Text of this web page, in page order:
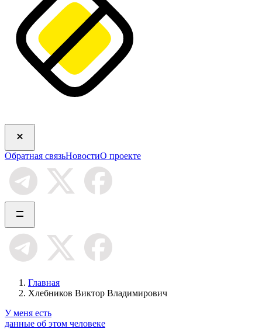
Обратная связьНовостиО проекте
Главная
Хлебников Виктор Владимирович
У меня есть
данные об этом человеке